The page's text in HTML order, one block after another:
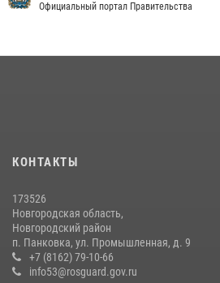
Официальный портал Правительства
КОНТАКТЫ
173526
Новгородская область,
Новгородский район
п. Панковка, ул. Промышленная, д. 9
+7 (8162) 79-10-66
info53@rosguard.gov.ru